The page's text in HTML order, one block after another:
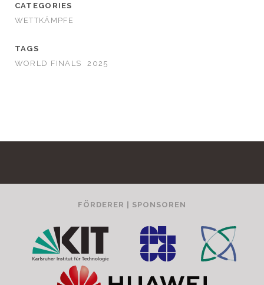
CATEGORIES
WETTKÄMPFE
TAGS
WORLD FINALS
2025
FÖRDERER | SPONSOREN